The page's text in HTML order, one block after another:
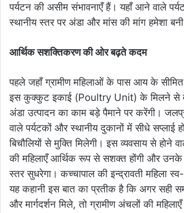
पर्यटन की असीम संभावनाएँ हैं। यहाँ आने वाले
स्थानीय स्तर पर अंडा और मांस की मांग हमेशा
​आर्थिक सशक्तिकरण की ओर बढ़ते कदम
​पहले जहाँ ग्रामीण महिलाओं के पास आय के
इस कुक्कुट इकाई (Poultry Unit) के मिलने से वे
अंडा उत्पादन का काम बड़े पैमाने पर करेंगी।
वाले पर्यटकों और स्थानीय दुकानों में सीधे सप्लाई
बिचौलियों से मुक्ति मिलेगी। इस व्यवसाय से होने
की महिलाएँ आर्थिक रूप से सशक्त होंगी और उनके
स्तर सुधरेगा। ​कच्चापाल की इन्द्रावती महिला
यह कहानी इस बात का प्रतीक है कि अगर सही
और मार्गदर्शन मिले, तो ग्रामीण अंचलों की